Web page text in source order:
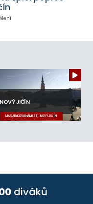
NOVÝ JIČÍN
MASARYKOVO NÁMĚSTÍ, NOVÝ JIČÍN
diváků